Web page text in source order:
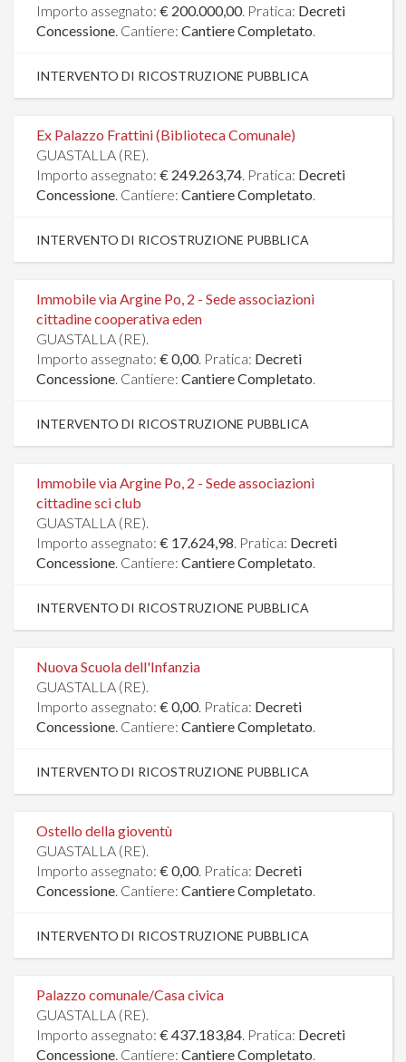
Importo assegnato: € 200.000,00. Pratica: Decreti
Concessione. Cantiere: Cantiere Completato.
INTERVENTO DI RICOSTRUZIONE PUBBLICA
Ex Palazzo Frattini (Biblioteca Comunale)
GUASTALLA (RE).
Importo assegnato: € 249.263,74. Pratica: Decreti
Concessione. Cantiere: Cantiere Completato.
INTERVENTO DI RICOSTRUZIONE PUBBLICA
Immobile via Argine Po, 2 - Sede associazioni
cittadine cooperativa eden
GUASTALLA (RE).
Importo assegnato: € 0,00. Pratica: Decreti
Concessione. Cantiere: Cantiere Completato.
INTERVENTO DI RICOSTRUZIONE PUBBLICA
Immobile via Argine Po, 2 - Sede associazioni
cittadine sci club
GUASTALLA (RE).
Importo assegnato: € 17.624,98. Pratica: Decreti
Concessione. Cantiere: Cantiere Completato.
INTERVENTO DI RICOSTRUZIONE PUBBLICA
Nuova Scuola dell'Infanzia
GUASTALLA (RE).
Importo assegnato: € 0,00. Pratica: Decreti
Concessione. Cantiere: Cantiere Completato.
INTERVENTO DI RICOSTRUZIONE PUBBLICA
Ostello della gioventù
GUASTALLA (RE).
Importo assegnato: € 0,00. Pratica: Decreti
Concessione. Cantiere: Cantiere Completato.
INTERVENTO DI RICOSTRUZIONE PUBBLICA
Palazzo comunale/Casa civica
GUASTALLA (RE).
Importo assegnato: € 437.183,84. Pratica: Decreti
Concessione. Cantiere: Cantiere Completato.